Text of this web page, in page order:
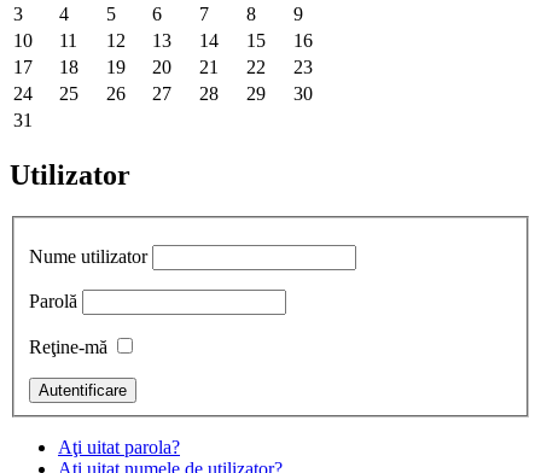
3
4 5 6 7 8
9
10
11 12 13 14 15
16
17
18 19 20 21 22
23
24
25 26 27 28 29
30
31
Utilizator
Nume utilizator
Parolă
Reţine-mă
Aţi uitat parola?
Aţi uitat numele de utilizator?